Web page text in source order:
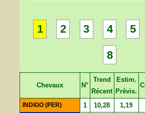
1 2 3 4 5
8
Chevaux N°
Trend
Récent
Estim.
Prévis.
INDIGO (PER) 1 10,28 1,19